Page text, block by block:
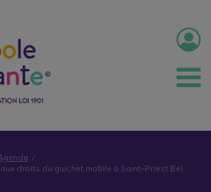
droits du guichet mobile à Saint-Priest Bel